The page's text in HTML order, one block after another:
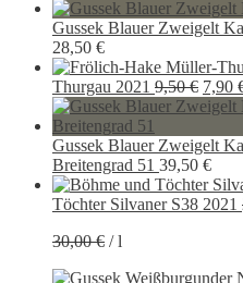
Gussek Blauer Zweigelt
28,50 €
Thurgau 2021 9,50€
Preis
9,50
7,90
Gussek Blauer Zweigelt
Breitengrad 51 39,50 €
Töchter Silvaner S38 2021
30,00€ /l